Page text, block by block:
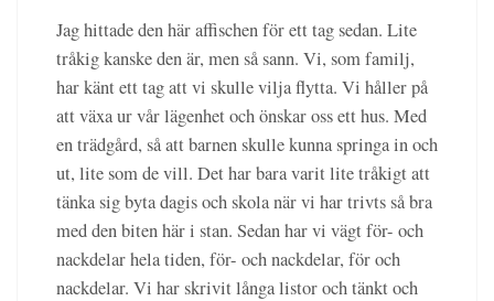
Jag hittade den här affischen för ett tag sedan. Lite
tråkig kanske den är, men så sann. Vi, som familj,
har känt ett tag att vi skulle vilja flytta. Vi håller på
att växa ur vår lägenhet och önskar oss ett hus. Med
en trädgård, så att barnen skulle kunna springa in och
ut, lite som de vill. Det har bara varit lite tråkigt att
tänka sig byta dagis och skola när vi har trivts så bra
med den biten här i stan. Sedan har vi vägt för- och
nackdelar hela tiden, för- och nackdelar, för och
nackdelar. Vi har skrivit långa listor och tänkt och